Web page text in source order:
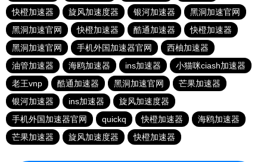
快橙加速器
旋风加速度器 银河加速器
黑洞加速官网
黑洞加速官网
快橙加速器 酷通加速器
快橙加速器
黑洞加速官网
手机外国加速器官网
西柚加速器
油管加速器
海鸥加速器 ins加速器
小猫咪ciash加速器
老王vnp
酷通加速器 黑洞加速官网
芒果加速器
银河加速器
ins加速器
旋风加速度器
手机外国加速器官网
quickq 快橙加速器
海鸥加速器
芒果加速器
旋风加速度器 快橙加速器